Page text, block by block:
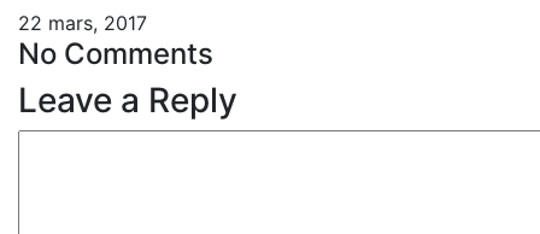
22 mars, 2017
No Comments
Leave a Reply